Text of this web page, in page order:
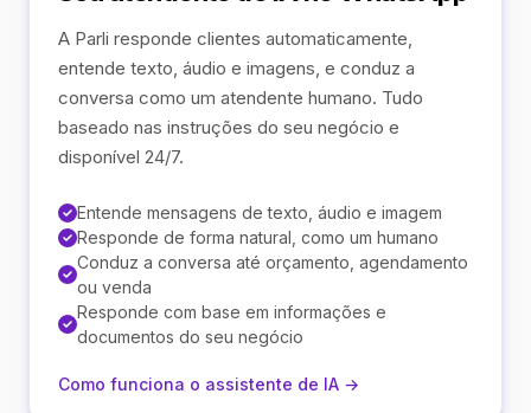
A Parli responde clientes automaticamente,
entende texto, áudio e imagens, e conduz a
conversa como um atendente humano. Tudo
baseado nas instruções do seu negócio e
disponível 24/7.
Entende mensagens de texto, áudio e imagem
Responde de forma natural, como um humano
Conduz a conversa até orçamento, agendamento
ou venda
Responde com base em informações e
documentos do seu negócio
Como funciona o assistente de IA →